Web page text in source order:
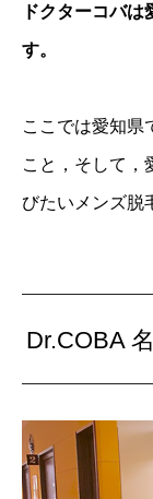
ドクターコバ
す。
ここでは愛知県
こと，そして，
びたいメンズ脱
Dr.COBA